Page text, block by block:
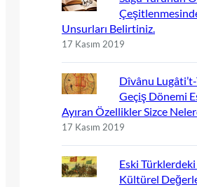
Unsurları Belirtiniz.
17 Kasım 2019
Dîvânu
Geçiş Dönemi
Ayıran Özellikler Sizce
17 Kasım 2019
Eski
Kültürel